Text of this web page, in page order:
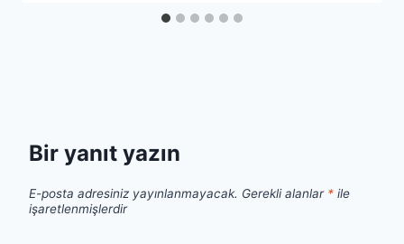
Bir yanıt yazın
E-posta adresiniz yayınlanmayacak. Gerekli alanlar * ile
işaretlenmişlerdir